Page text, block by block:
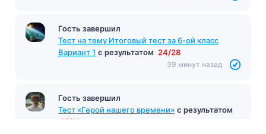
Гость завершил
Тест на тему Итоговый тест за 6-ой класс
Вариант 1 с результатом 24/28
39 минут назад
Гость завершил
Тест «Герой нашего времени» с результатом
15/16